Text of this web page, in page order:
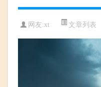
网友:xt 文章列表